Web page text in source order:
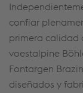
confiar
primera calidad
voestalpine
Fontargen
diseñados y